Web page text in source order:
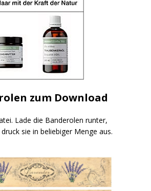
zum Download
Lade die Banderolen runter,
sie in beliebiger Menge aus.